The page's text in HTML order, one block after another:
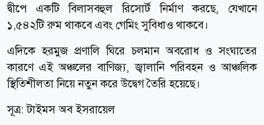
দ্বীপে একটি বিলাসবহুল রিসোর্ট নির্মাণ করছে, যেখানে
১,৫৪২টি রুম থাকবে এবং গেমিং সুবিধাও থাকবে।
এদিকে হরমুজ প্রণালি ঘিরে চলমান অবরোধ ও সংঘাতের
কারণে এই অঞ্চলের বাণিজ্য, জ্বালানি পরিবহন ও আঞ্চলিক
স্থিতিশীলতা নিয়ে নতুন করে উদ্বেগ তৈরি হয়েছে।
সূত্র:টাইমস অব ইসরায়েল